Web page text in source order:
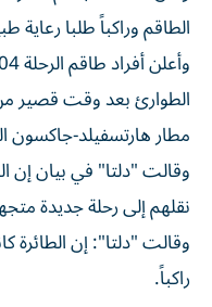
الطاقم ​وراكباً طلبا رعاية
الطوارئ بعد وقت قصير من
مطار هارتسفيلد-جاكسون
وقالت "دلتا" في بيان إن
نقلهم إلى رحلة ‌جديدة
راكباً.